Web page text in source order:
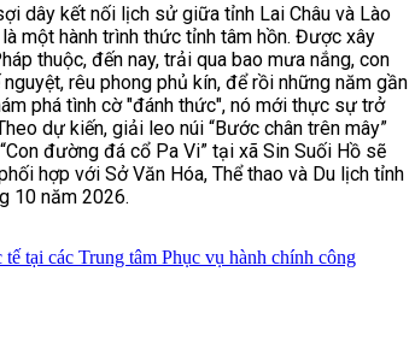
dây kết nối lịch sử giữa tỉnh Lai Châu và Lào
một hành trình thức tỉnh tâm hồn. Được xây
thuộc, đến nay, trải qua bao mưa nắng, con
rêu phong phủ kín, để rồi những năm gần
phá tình cờ "đánh thức", nó mới thực sự trở
dự kiến, giải leo núi “Bước chân trên mây”
đường đá cổ Pa Vi” tại xã Sin Suối Hồ sẽ
hợp với Sở Văn Hóa, Thể thao và Du lịch tỉnh
10 năm 2026.
tại các Trung tâm Phục vụ hành chính công